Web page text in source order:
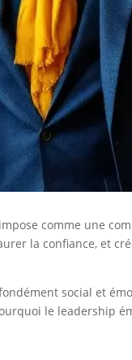
comme une
la confiance, et
social et
le leadership